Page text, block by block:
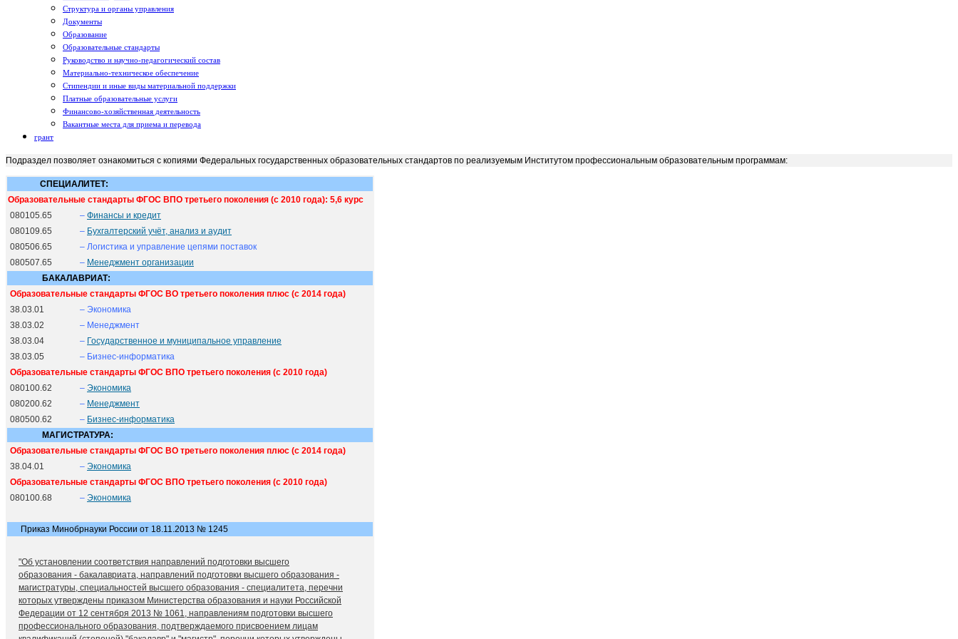
Структура и органы управления
Документы
Образование
Образовательные стандарты
Руководство и научно-педагогический состав
Материально-техническое обеспечение
Стипендии и иные виды материальной поддержки
Платные образовательные услуги
Финансово-хозяйственная деятельность
Вакантные места для приема и перевода
грант
Подраздел позволяет ознакомиться с копиями Федеральных государственных образовательных стандартов по реализуемым Институтом профессиональным образовательным программам:
СПЕЦИАЛИТЕТ:
Образовательные стандарты ФГОС ВПО третьего поколения (с 2010 года): 5,6 курс
080105.65
– Финансы и кредит
080109.65
– Бухгалтерский учёт, анализ и аудит
080506.65
– Логистика и управление цепями поставок
080507.65
– Менеджмент организации
БАКАЛАВРИАТ:
Образовательные стандарты ФГОС ВО третьего поколения плюс (с 2014 года)
38.03.01
– Экономика
38.03.02
– Менеджмент
38.03.04
– Государственное и муниципальное управление
38.03.05
– Бизнес-информатика
Образовательные стандарты ФГОС ВПО третьего поколения (с 2010 года)
080100.62
– Экономика
080200.62
– Менеджмент
080500.62
– Бизнес-информатика
МАГИСТРАТУРА:
Образовательные стандарты ФГОС ВО третьего поколения плюс (с 2014 года)
38.04.01
– Экономика
Образовательные стандарты ФГОС ВПО третьего поколения (с 2010 года)
080100.68
– Экономика
Приказ Минобрнауки России от 18.11.2013 № 1245
"Об установлении соответствия направлений подготовки высшего
образования - бакалавриата, направлений подготовки высшего образования -
магистратуры, специальностей высшего образования - специалитета, перечни
которых утверждены приказом Министерства образования и науки Российской
Федерации от 12 сентября 2013 № 1061, направлениям подготовки высшего
профессионального образования, подтверждаемого присвоением лицам